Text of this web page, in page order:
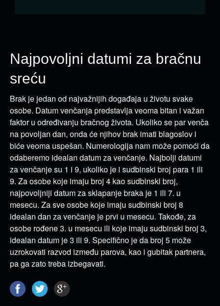
Najpovoljni datumi za bračnu
sreću
Brak je jedan od najvažnijih događaja u životu svake
osobe. Datum venčanja predstavlja veoma bitan i važan
faktor u određivanju bračnog života. Ukoliko se par venča
na povoljan dan, onda će njihov brak imati blagoslov i
biće veoma uspešan. Numerologija nam može pomoći da
odaberemo idealan datum za venčanje. Najbolji datumi
za venčanje su 1 i 9, ukoliko je i sudbinski broj para 1 ili
9. Za osobe koje imaju broj 4 kao sudbinski broj,
najpovoljniji datum za sklapanje braka je 1 ili 7. u
mesecu. Za sve osobe koje imaju sudbinski broj 8
idealan dan za venčanje je prvi u mesecu. Takođe, za
osobe rođene 3. u mesecu ili koje imaju sudbinski broj 3,
idealan datum je 3 ili 9. Specifično je da broj 5 može
uzrokovati razvod između parova, kao i gubitak partnera,
pa ga zato treba izbegavati.